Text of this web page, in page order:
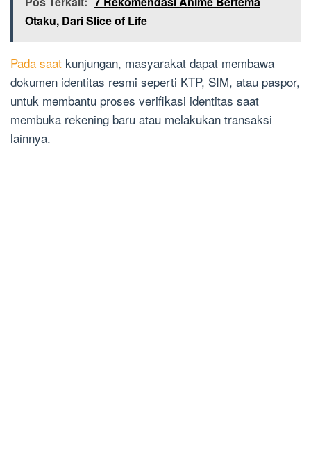
Otaku, Dari Slice of Life
Pada saat kunjungan, masyarakat dapat membawa
dokumen identitas resmi seperti KTP, SIM, atau paspor,
untuk membantu proses verifikasi identitas saat
membuka rekening baru atau melakukan transaksi
lainnya.